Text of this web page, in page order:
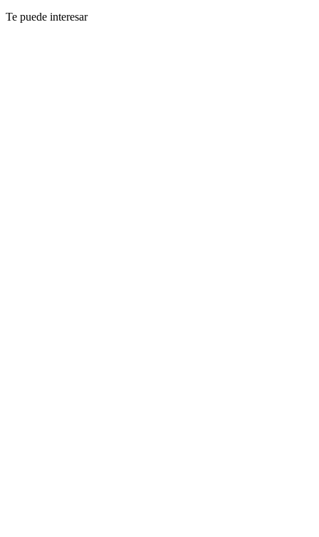
Te puede interesar